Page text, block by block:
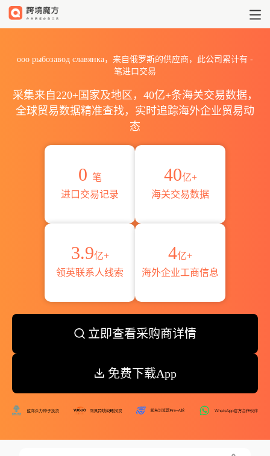
ооо рыбозавод славянка，来自俄罗斯的供应商，此公司累计有 -
笔进口交易
采集来自220+国家及地区，40亿+条海关交易数据，
全球贸易数据精准查找，实时追踪海外企业贸易动
态
0 笔
进口交易记录
40亿+
海关交易数据
3.9亿+
领英联系人线索
4亿+
海外企业工商信息
立即查看采购商详情
免费下载App